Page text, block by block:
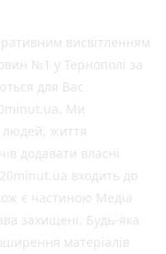
висвітленням
№1 у Тернополі за
для Вас
Ми
людей, життя
додавати власні
входить до
є частиною Медіа
захищені. Будь-яка
матеріалів